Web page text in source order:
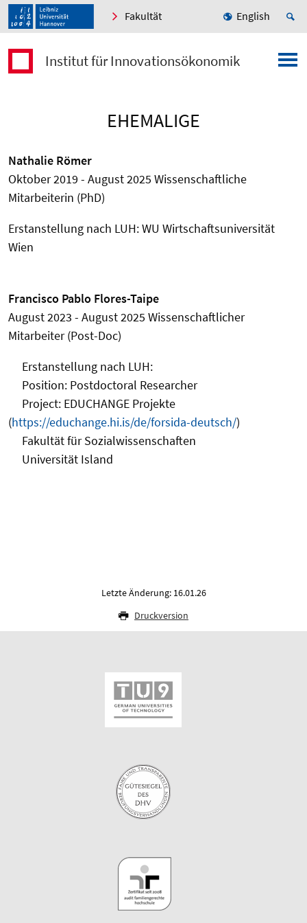
Fakultät English
Institut für Innovationsökonomik
EHEMALIGE
Nathalie Römer
Oktober 2019 - August 2025 Wissenschaftliche
Mitarbeiterin (PhD)
Erstanstellung nach LUH: WU Wirtschaftsuniversität
Wien
Francisco Pablo Flores-Taipe
August 2023 - August 2025 Wissenschaftlicher
Mitarbeiter (Post-Doc)
Erstanstellung nach LUH:
Position: Postdoctoral Researcher
Project: EDUCHANGE Projekte
(https://educhange.hi.is/de/forsida-deutsch/)
Fakultät für Sozialwissenschaften
Universität Island
Letzte Änderung: 16.01.26
Druckversion